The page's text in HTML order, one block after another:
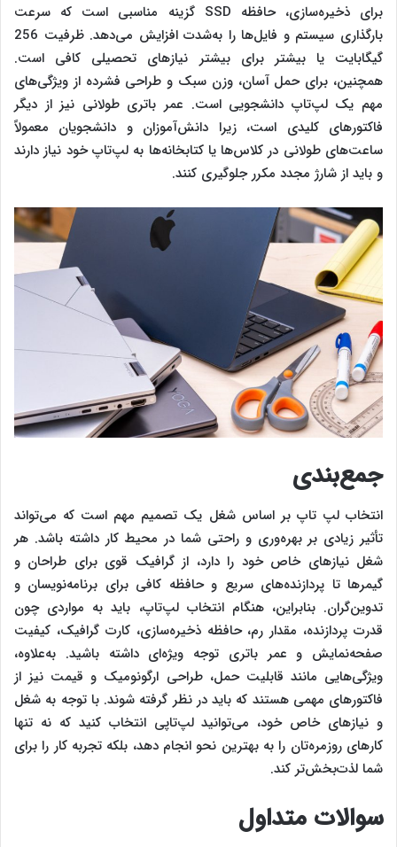
برای ذخیره‌سازی، حافظه SSD گزینه مناسبی است که سرعت
بارگذاری سیستم و فایل‌ها را به‌شدت افزایش می‌دهد. ظرفیت 256
گیگابایت یا بیشتر برای بیشتر نیازهای تحصیلی کافی است.
همچنین، برای حمل آسان، وزن سبک و طراحی فشرده از ویژگی‌های
مهم یک لپ‌تاپ دانشجویی است. عمر باتری طولانی نیز از دیگر
فاکتورهای کلیدی است، زیرا دانش‌آموزان و دانشجویان معمولاً
ساعت‌های طولانی در کلاس‌ها یا کتابخانه‌ها به لپ‌تاپ خود نیاز دارند
و باید از شارژ مجدد مکرر جلوگیری کنند.
جمع‌بندی
انتخاب لپ‌ تاپ بر اساس شغل یک تصمیم مهم است که می‌تواند
تأثیر زیادی بر بهره‌وری و راحتی شما در محیط کار داشته باشد. هر
شغل نیازهای خاص خود را دارد، از گرافیک قوی برای طراحان و
گیمرها تا پردازنده‌های سریع و حافظه کافی برای برنامه‌نویسان و
تدوین‌گران. بنابراین، هنگام انتخاب لپ‌تاپ، باید به مواردی چون
قدرت پردازنده، مقدار رم، حافظه ذخیره‌سازی، کارت گرافیک، کیفیت
صفحه‌نمایش و عمر باتری توجه ویژه‌ای داشته باشید. به‌علاوه،
ویژگی‌هایی مانند قابلیت حمل، طراحی ارگونومیک و قیمت نیز از
فاکتورهای مهمی هستند که باید در نظر گرفته شوند. با توجه به شغل
و نیازهای خاص خود، می‌توانید لپ‌تاپی انتخاب کنید که نه تنها
کارهای روزمره‌تان را به بهترین نحو انجام دهد، بلکه تجربه کار را برای
شما لذت‌بخش‌تر کند.
سوالات متداول